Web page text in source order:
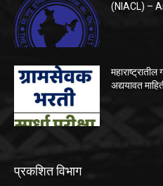
(NIACL) –
अद्ययावत
प्रकशित विभाग